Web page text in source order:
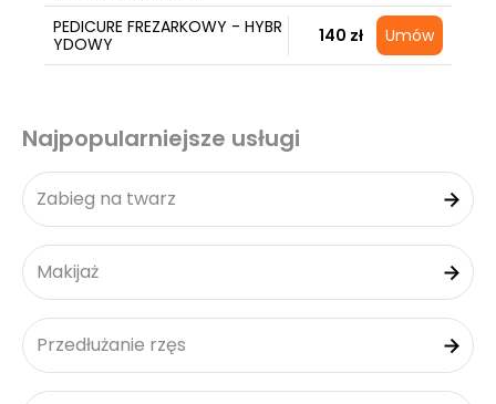
PEDICURE FREZARKOWY - HYBR
YDOWY
140 zł Umów
Najpopularniejsze usługi
Zabieg na twarz
Makijaż
Przedłużanie rzęs